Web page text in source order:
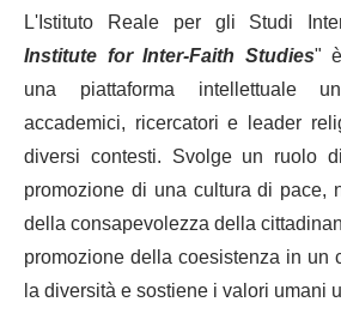
L'Istituto Reale per gli Studi
Institute for Inter-Faith Studies"
una piattaforma intellettuale
accademici, ricercatori e leader
diversi contesti. Svolge un ruolo
promozione di una cultura di pace,
della consapevolezza della
promozione della coesistenza in un
la diversità e sostiene i valori umani